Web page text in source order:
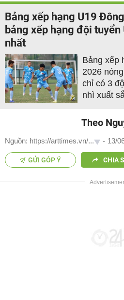
Bảng xếp hạng U19
bảng xếp hạng đội
nhất
Bảng xếp
2026
chỉ có 3
nhì xuất
Theo
Nguồn: https://arttimes.vn/... - 13/
GỬI GÓP Ý CHIA